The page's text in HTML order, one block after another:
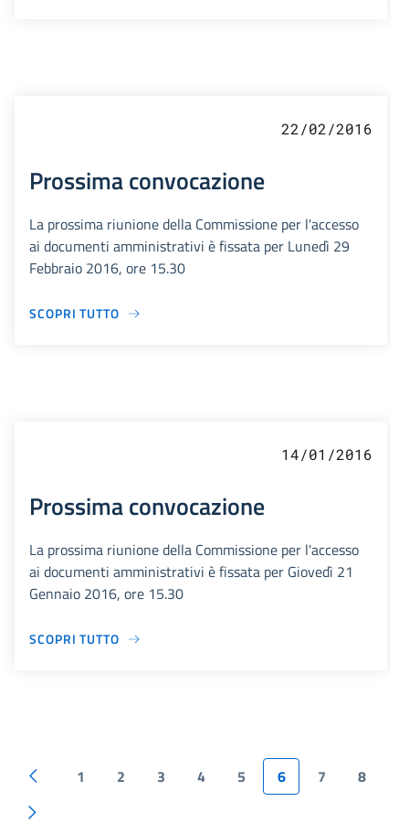
22/02/2016
Prossima convocazione
La prossima riunione della Commissione per l'accesso
ai documenti amministrativi è fissata per Lunedì 29
Febbraio 2016, ore 15.30
SCOPRI TUTTO
14/01/2016
Prossima convocazione
La prossima riunione della Commissione per l'accesso
ai documenti amministrativi è fissata per Giovedì 21
Gennaio 2016, ore 15.30
SCOPRI TUTTO
1 2 3 4 5 6 7 8